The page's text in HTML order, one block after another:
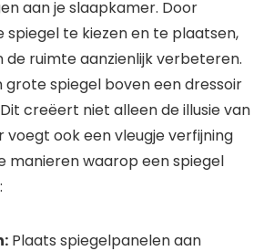
aan je slaapkamer. Door
spiegel te kiezen en te plaatsen,
de ruimte aanzienlijk verbeteren.
grote spiegel boven een dressoir
creëert niet alleen de illusie van
ook een vleugje verfijning
manieren waarop een spiegel
Plaats spiegelpanelen aan